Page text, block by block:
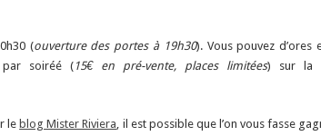
(ouverture des portes à 19h30). Vous pouvez d’ores
soiréé (15€ en pré-vente, places limitées) sur la
le blog Mister Riviera, il est possible que l’on vous fasse